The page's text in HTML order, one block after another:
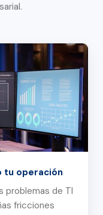
tu operación
problemas de TI
fricciones